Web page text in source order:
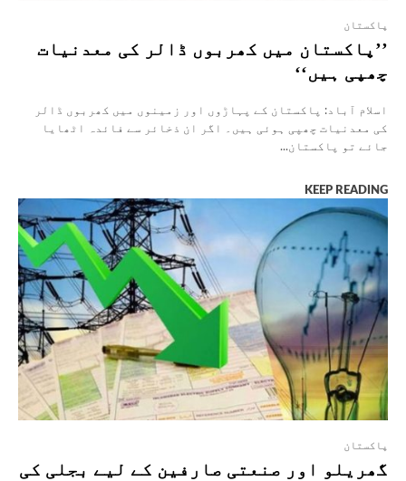
پاکستان
’’پاکستان میں کھربوں ڈالر کی معدنیات
چھپی ہیں‘‘
اسلام آباد: پاکستان کے پہاڑوں اور زمینوں میں کھربوں ڈالر
کی معدنیات چھپی ہوئی ہیں۔ اگر ان ذخائر سے فائدہ اٹھایا
جائے تو پاکستان...
KEEP READING
پاکستان
گھریلو اور صنعتی صارفین کے لیے بجلی کی